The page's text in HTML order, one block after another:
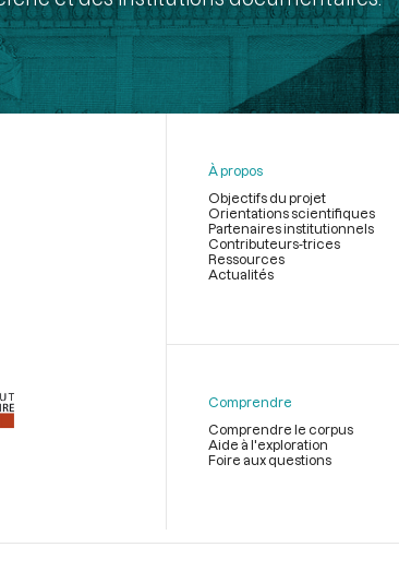
page
À propos
Objectifs du projet
Orientations scientifiques
Partenaires institutionnels
Contributeurs-trices
Ressources
Actualités
Comprendre
Comprendre le corpus
Aide à l'exploration
Foire aux questions